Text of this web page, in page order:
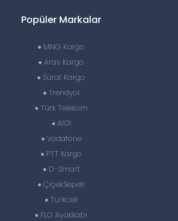
Popüler Markalar
MNG Kargo
Aras Kargo
Sürat Kargo
Trendyol
Türk Telekom
A101
Vodafone
PTT Kargo
D-Smart
ÇiçekSepeti
Turkcell
FLO Ayakkabı